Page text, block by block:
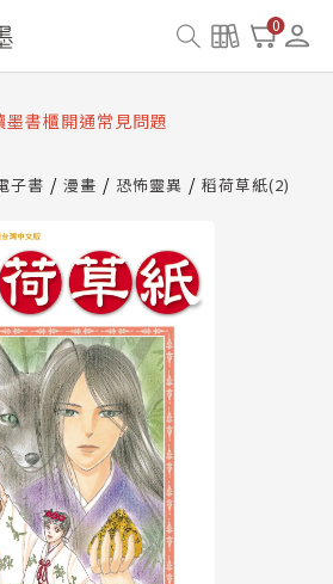
0
讀墨系統維護中，本站同步暫
墨數位閱讀資產合併與書櫃開通申請
墨書櫃開通常見問題
讀墨系統維護中，本站同步暫
子書 漫畫 恐怖靈異 稻荷草紙(2)